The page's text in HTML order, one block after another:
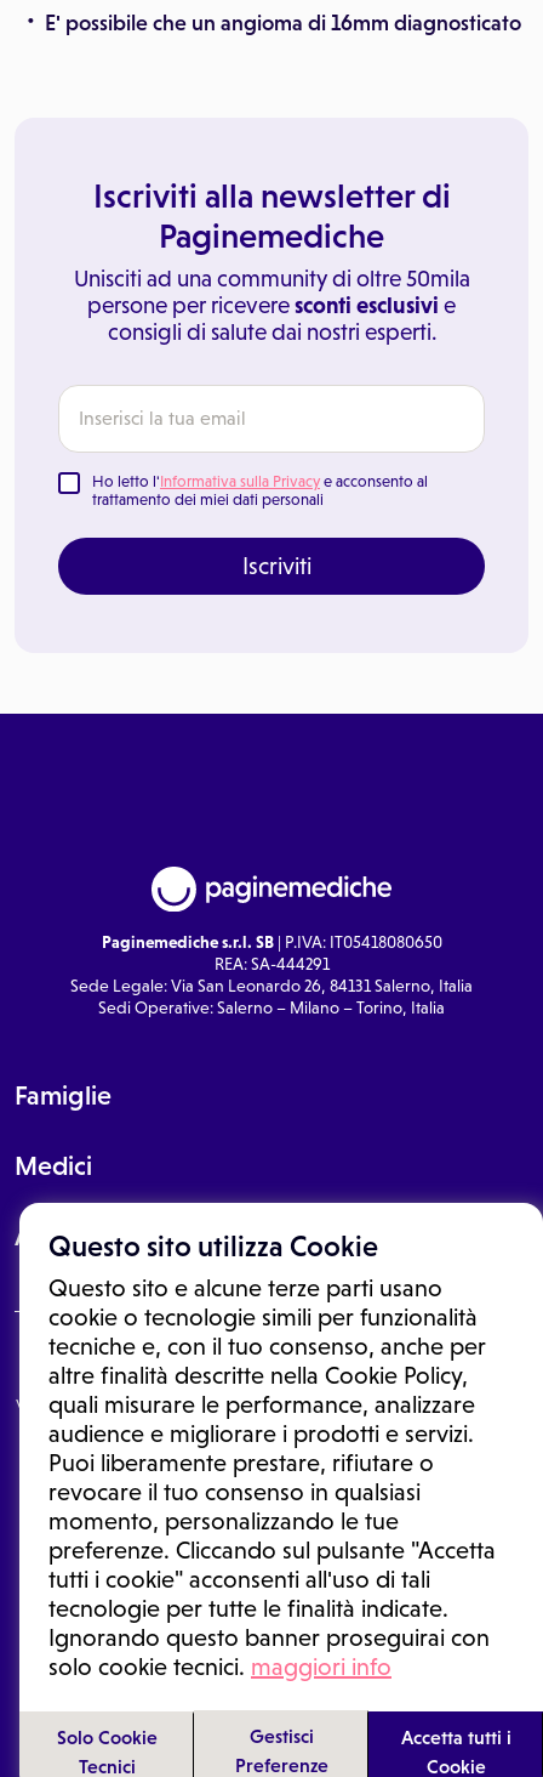
Questo sito utilizza Cookie
Questo sito e alcune terze parti usano
cookie o tecnologie simili per funzionalità
tecniche e, con il tuo consenso, anche per
altre finalità descritte nella Cookie Policy,
quali misurare le performance, analizzare
audience e migliorare i prodotti e servizi.
Puoi liberamente prestare, rifiutare o
revocare il tuo consenso in qualsiasi
momento, personalizzando le tue
preferenze. Cliccando sul pulsante "Accetta
tutti i cookie" acconsenti all'uso di tali
tecnologie per tutte le finalità indicate.
Ignorando questo banner proseguirai con
solo cookie tecnici. maggiori info
Solo Cookie
Tecnici
Gestisci
Preferenze
Accetta tutti i
Cookie
E' possibile che un angioma di 16mm diagnosticato
Iscriviti alla newsletter di
Paginemediche
Unisciti ad una community di oltre 50mila
persone per riceveresconti esclusivi e
consigli di salute dai nostri esperti.
Ho letto l'Informativa sulla Privacy e acconsento al
trattamento dei miei dati personali
Iscriviti
Paginemediche s.r.l. SB| P.IVA: IT05418080650
REA: SA-444291
Sede Legale: Via San Leonardo 26, 84131 Salerno, Italia
Sedi Operative: Salerno – Milano – Torino, Italia
Famiglie
Medici
About
Le informazioni proposte in questo sito non sono un consulto medico.
In nessun caso, queste informazioni sostituiscono un consulto, una
visita o una diagnosi formulata dal medico. Non si devono considerare
le informazioni disponibili come suggerimenti per la formulazione di
una diagnosi, la determinazione di un trattamento o l'assunzione o
sospensione di un farmaco senza prima consultare un medico di
medicina generale o uno specialista.
Condizioni di utilizzo|Privacy Policy |Gestione cookie
Ⓒ 2025 | Tutti i diritti riservati.